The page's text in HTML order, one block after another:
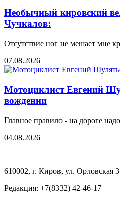
Необычный кировский
Чучкалов:
Отсутствие ног не мешает мне
07.08.2026
Мотоциклист Евгений
вождении
Главное правило - на дороге
04.08.2026
610002, г. Киров, ул. Орловская
Редакция: +7(8332) 42-46-17